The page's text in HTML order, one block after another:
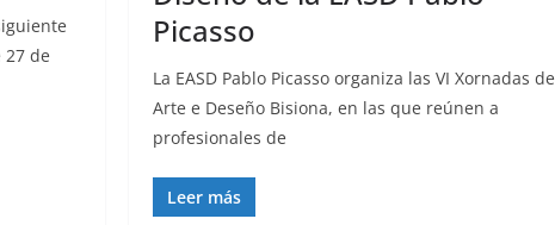
27 de
Picasso
La EASD Pablo Picasso organiza las VI Xornadas de
Arte e Deseño Bisiona, en las que reúnen a
profesionales de
Leer más